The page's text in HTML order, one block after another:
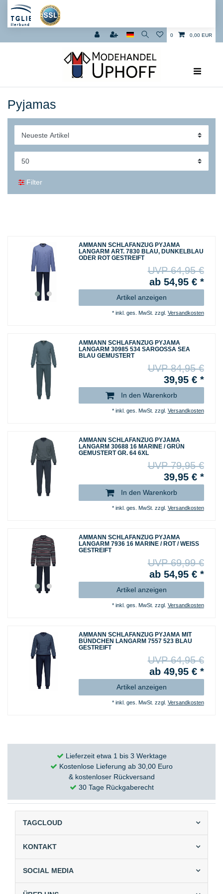
0 0,00 EUR
Pyjamas
Filter
AMMANN SCHLAFANZUG PYJAMA
LANGARM ART. 7830 BLAU, DUNKELBLAU
ODER ROT GESTREIFT
UVP 64,95 €
ab 54,95 € *
Artikel anzeigen
* inkl. ges. MwSt. zzgl. Versandkosten
AMMANN SCHLAFANZUG PYJAMA
LANGARM 30985 534 SARGOSSA SEA
BLAU GEMUSTERT
UVP 84,95 €
39,95 € *
In den Warenkorb
* inkl. ges. MwSt. zzgl. Versandkosten
AMMANN SCHLAFANZUG PYJAMA
LANGARM 30688 16 MARINE / GRÜN
GEMUSTERT GR. 64 6XL
UVP 79,95 €
39,95 € *
In den Warenkorb
* inkl. ges. MwSt. zzgl. Versandkosten
AMMANN SCHLAFANZUG PYJAMA
LANGARM 7936 16 MARINE / ROT / WEISS
GESTREIFT
UVP 69,99 €
ab 54,95 € *
Artikel anzeigen
* inkl. ges. MwSt. zzgl. Versandkosten
AMMANN SCHLAFANZUG PYJAMA MIT
BÜNDCHEN LANGARM 7557 523 BLAU
GESTREIFT
UVP 64,95 €
ab 49,95 € *
Artikel anzeigen
* inkl. ges. MwSt. zzgl. Versandkosten
Lieferzeit etwa 1 bis 3 Werktage
Kostenlose Lieferung ab 30,00 Euro
& kostenloser Rückversand
30 Tage Rückgaberecht
TAGCLOUD
KONTAKT
SOCIAL MEDIA